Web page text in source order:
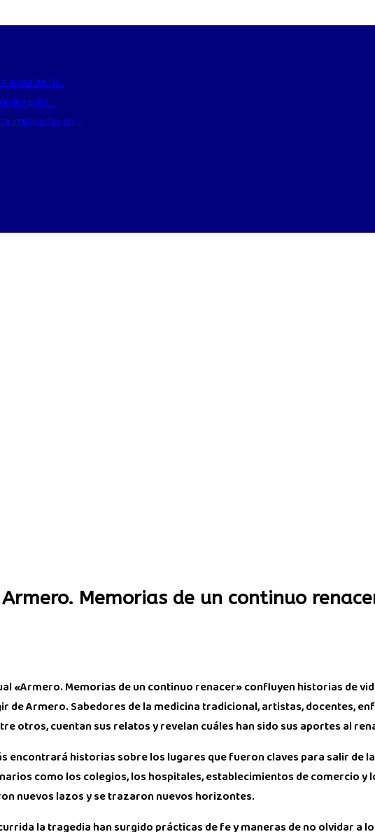
arma de fu...
públ...
implicadas en ...
Armero. Memorias de un continuo
«Armero. Memorias de un continuo renacer» confluyen historias de
de Armero. Sabedores de la medicina tradicional, artistas, docentes,
otros, cuentan sus relatos y revelan cuáles han sido sus aportes al
encontrará historias sobre los lugares que fueron claves para salir de
como los colegios, los hospitales, establecimientos de comercio y
nuevos lazos y se trazaron nuevos horizontes.
la tragedia han surgido prácticas de fe y maneras de no olvidar a